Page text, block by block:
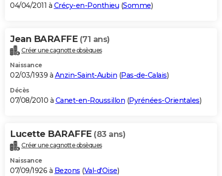
04/04/2011 à Crécy-en-Ponthieu (Somme)
Jean BARAFFE (71 ans)
Créer une cagnotte obsèques
Naissance
02/03/1939 à Anzin-Saint-Aubin (Pas-de-Calais)
Décès
07/08/2010 à Canet-en-Roussillon (Pyrénées-Orientales)
Lucette BARAFFE (83 ans)
Créer une cagnotte obsèques
Naissance
07/09/1926 à Bezons (Val-d'Oise)